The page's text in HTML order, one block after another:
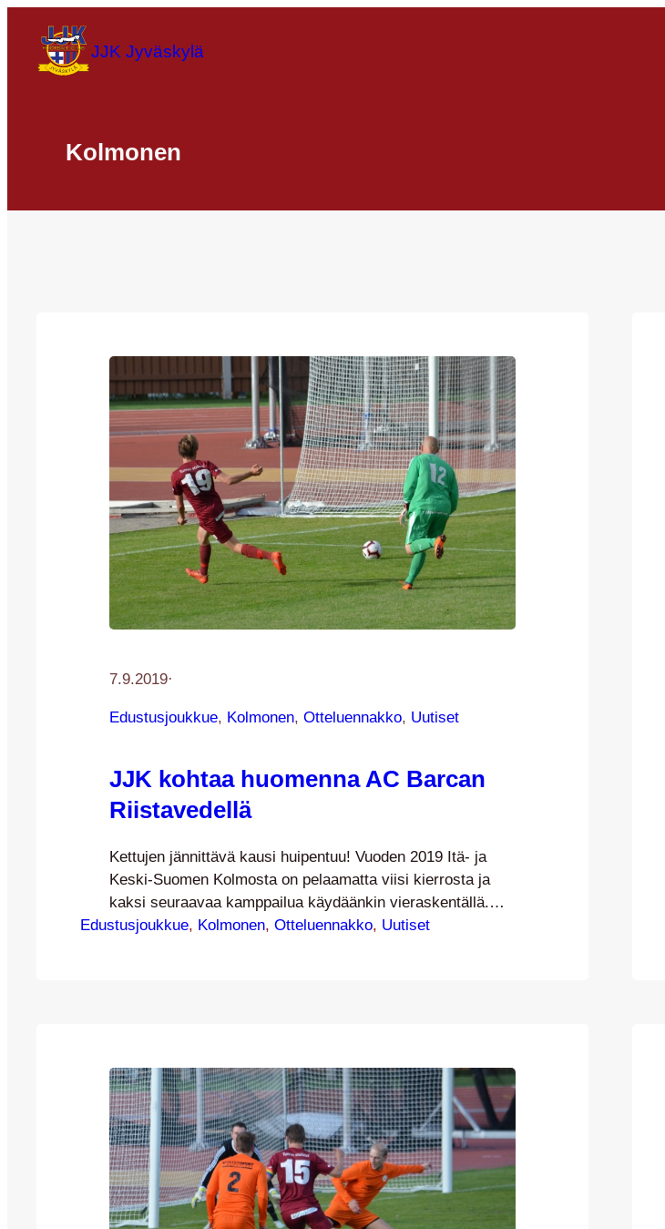
sisältöön
JJK Jyväskylä
Kolmonen
7.9.2019·
Edustusjoukkue, Kolmonen, Otteluennakko, Uutiset
JJK kohtaa huomenna AC Barcan
Riistavedellä
Kettujen jännittävä kausi huipentuu! Vuoden 2019 Itä- ja
Keski-Suomen Kolmosta on pelaamatta viisi kierrosta ja
kaksi seuraavaa kamppailua käydäänkin vieraskentällä.
Huomenna sunnuntaina vastaan asettuu riistaveteläinen
Edustusjoukkue, Kolmonen, Otteluennakko, Uutiset